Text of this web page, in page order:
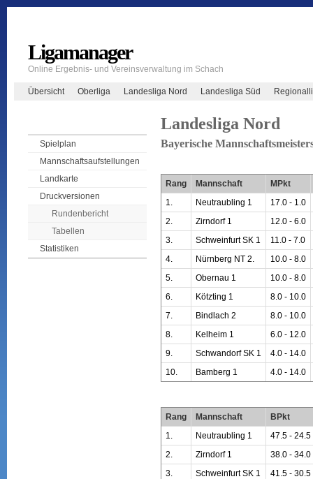
Ligamanager
Online Ergebnis- und Vereinsverwaltung im Schach
Übersicht Oberliga Landesliga Nord Landesliga Süd
Spielplan
Mannschaftsaufstellungen
Landkarte
Druckversionen
Rundenbericht
Tabellen
Statistiken
Landesliga Nord
Bayerische
Rang Mannschaft
MPkt
1.
Neutraubling 1
17.0 - 1.0
2.
Zirndorf 1
12.0 - 6.0
3.
Schweinfurt SK 1
11.0 - 7.0
4.
Nürnberg NT 2.
10.0 - 8.0
5.
Obernau 1
10.0 - 8.0
6.
Kötzting 1
8.0 - 10.0
7.
Bindlach 2
8.0 - 10.0
8.
Kelheim 1
6.0 - 12.0
9.
Schwandorf SK 1
4.0 - 14.0
10.
Bamberg 1 4.0 - 14.0
Rang Mannschaft
BPkt
1.
Neutraubling 1
47.5 - 24.5
2.
Zirndorf 1
38.0 - 34.0
3.
Schweinfurt SK 1
41.5 - 30.5